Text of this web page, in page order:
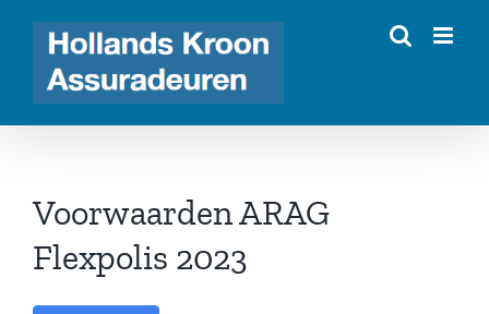
inhoud
Voorwaarden ARAG
Flexpolis 2023